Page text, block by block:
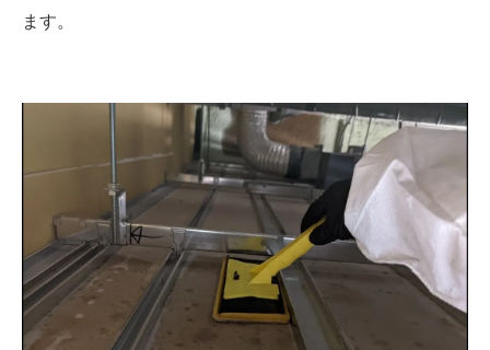
ます。